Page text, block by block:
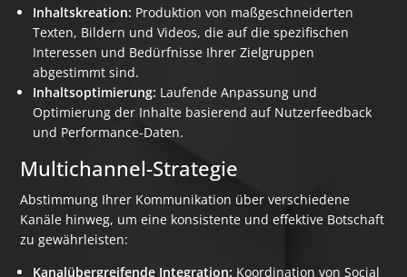
Inhaltskreation: Produktion von maßgeschneiderten
Texten, Bildern und Videos, die auf die spezifischen
Interessen und Bedürfnisse Ihrer Zielgruppen
abgestimmt sind.
Inhaltsoptimierung: Laufende Anpassung und
Optimierung der Inhalte basierend auf Nutzerfeedback
und Performance-Daten.
Multichannel-Strategie
Abstimmung Ihrer Kommunikation über verschiedene
Kanäle hinweg, um eine konsistente und effektive Botschaft
zu gewährleisten:
Kanalübergreifende Integration: Koordination von Social